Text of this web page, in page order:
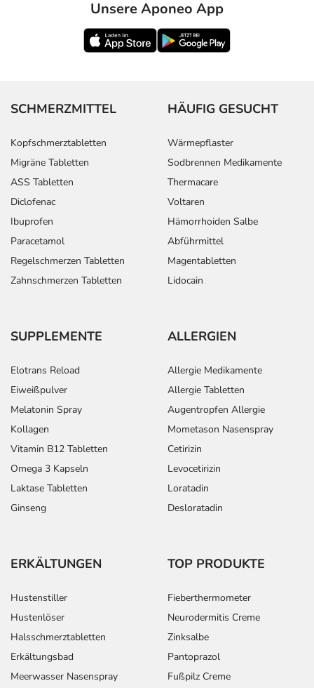
Unsere Aponeo App
SCHMERZMITTEL
Kopfschmerztabletten
Migräne Tabletten
ASS Tabletten
Diclofenac
Ibuprofen
Paracetamol
Regelschmerzen Tabletten
Zahnschmerzen Tabletten
HÄUFIG GESUCHT
Wärmepflaster
Sodbrennen Medikamente
Thermacare
Voltaren
Hämorrhoiden Salbe
Abführmittel
Magentabletten
Lidocain
SUPPLEMENTE
Elotrans Reload
Eiweißpulver
Melatonin Spray
Kollagen
Vitamin B12 Tabletten
Omega 3 Kapseln
Laktase Tabletten
Ginseng
ALLERGIEN
Allergie Medikamente
Allergie Tabletten
Augentropfen Allergie
Mometason Nasenspray
Cetirizin
Levocetirizin
Loratadin
Desloratadin
ERKÄLTUNGEN
Hustenstiller
Hustenlöser
Halsschmerztabletten
Erkältungsbad
Meerwasser Nasenspray
TOP PRODUKTE
Fieberthermometer
Neurodermitis Creme
Zinksalbe
Pantoprazol
Fußpilz Creme